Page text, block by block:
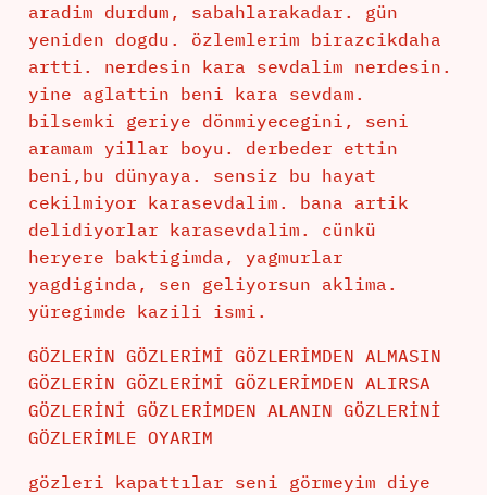
aradim durdum, sabahlarakadar. gün
yeniden dogdu. özlemlerim birazcikdaha
artti. nerdesin kara sevdalim nerdesin.
yine aglattin beni kara sevdam.
bilsemki geriye dönmiyecegini, seni
aramam yillar boyu. derbeder ettin
beni,bu dünyaya. sensiz bu hayat
cekilmiyor karasevdalim. bana artik
delidiyorlar karasevdalim. cünkü
heryere baktigimda, yagmurlar
yagdiginda, sen geliyorsun aklima.
yüregimde kazili ismi.
GÖZLERİN GÖZLERİMİ GÖZLERİMDEN ALMASIN
GÖZLERİN GÖZLERİMİ GÖZLERİMDEN ALIRSA
GÖZLERİNİ GÖZLERİMDEN ALANIN GÖZLERİNİ
GÖZLERİMLE OYARIM
gözleri kapattılar seni görmeyim diye